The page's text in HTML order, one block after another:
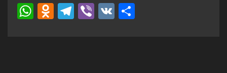
WhatsApp
Odnoklassniki
Telegram
Viber
VK